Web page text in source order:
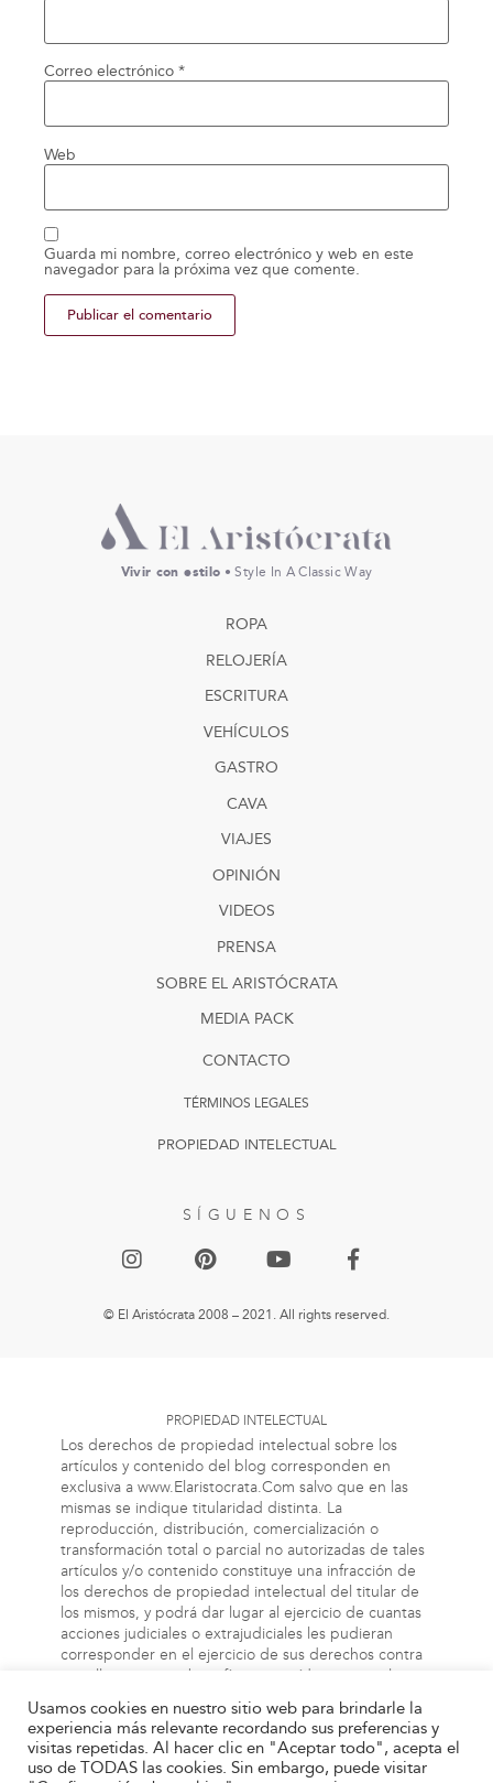
Correo electrónico *
Web
Guarda mi nombre, correo electrónico y web en este
navegador para la próxima vez que comente.
Vivir con estilo • Style In A Classic Way
ROPA
RELOJERÍA
ESCRITURA
VEHÍCULOS
GASTRO
CAVA
VIAJES
OPINIÓN
VIDEOS
PRENSA
SOBRE EL ARISTÓCRATA
MEDIA PACK
SÍGUENOS
© El Aristócrata 2008 – 2021. All rights reserved.
PROPIEDAD INTELECTUAL
TÉRMINOS LEGALES
CONTACTO
PROPIEDAD INTELECTUAL
Los derechos de propiedad intelectual sobre los
artículos y contenido del blog corresponden en
exclusiva a www.Elaristocrata.Com salvo que en las
mismas se indique titularidad distinta. La
reproducción, distribución, comercialización o
transformación total o parcial no autorizadas de tales
artículos y/o contenido constituye una infracción de
los derechos de propiedad intelectual del titular de
los mismos, y podrá dar lugar al ejercicio de cuantas
acciones judiciales o extrajudiciales les pudieran
corresponder en el ejercicio de sus derechos contra
aquellas personas bien físicas o jurídicas que vulneren
o perjudiquen los referidos derechos. Asimismo, la
información a la cual el usuario puede acceder a
través de este blog, puede estar protegida por
derechos de propiedad industrial, intelectual o de
Usamos cookies en nuestro sitio web para brindarle la
experiencia más relevante recordando sus preferencias y
visitas repetidas. Al hacer clic en "Aceptar todo", acepta el
uso de TODAS las cookies. Sin embargo, puede visitar